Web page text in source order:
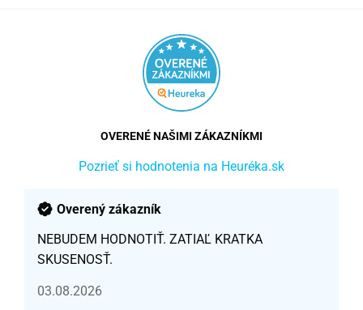
OVERENÉ NAŠIMI ZÁKAZNÍKMI
Pozrieť si hodnotenia na Heuréka.sk
Overený zákazník
NEBUDEM HODNOTIŤ. ZATIAĽ KRATKA
SKUSENOSŤ.
03.08.2026